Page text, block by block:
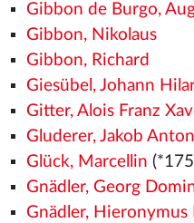
Gibbon de Burgo,
Gibbon, Nikolaus
Gibbon, Richard
Giesübel, Johann
Gitter, Alois Franz
Gluderer, Jakob Anton
Glück, Marcellin
Gnädler, Georg
Gnädler, Hieronymus